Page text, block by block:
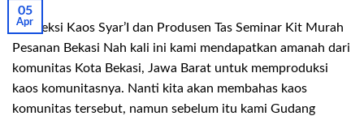
05
Apr
Konveksi Kaos Syar’I dan Produsen Tas Seminar Kit Murah
Pesanan Bekasi Nah kali ini kami mendapatkan amanah dari
komunitas Kota Bekasi, Jawa Barat untuk memproduksi
kaos komunitasnya. Nanti kita akan membahas kaos
komunitas tersebut, namun sebelum itu kami Gudang